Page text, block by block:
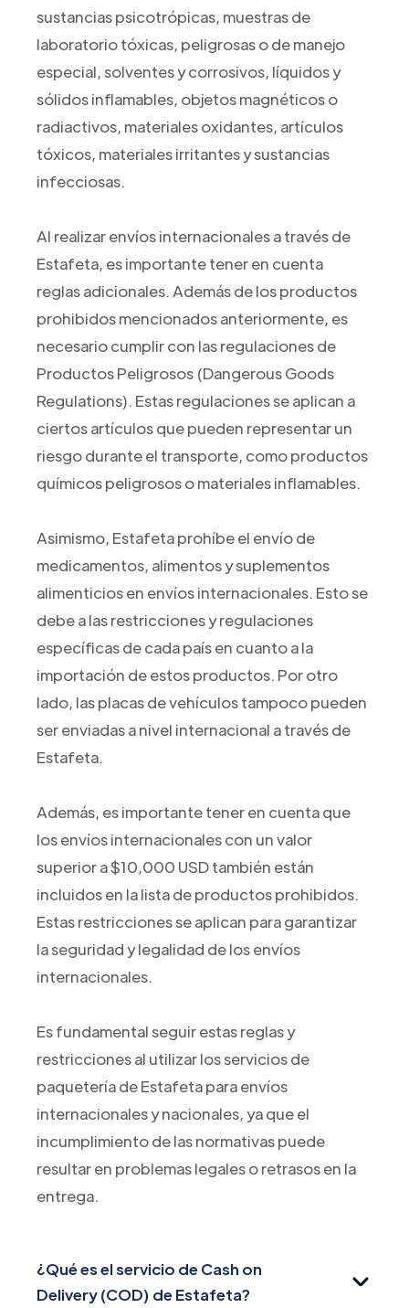
sustancias psicotrópicas, muestras de
laboratorio tóxicas, peligrosas o de manejo
especial, solventes y corrosivos, líquidos y
sólidos inflamables, objetos magnéticos o
radiactivos, materiales oxidantes, artículos
tóxicos, materiales irritantes y sustancias
infecciosas.
Al realizar envíos internacionales a través de
Estafeta, es importante tener en cuenta
reglas adicionales. Además de los productos
prohibidos mencionados anteriormente, es
necesario cumplir con las regulaciones de
Productos Peligrosos (Dangerous Goods
Regulations). Estas regulaciones se aplican a
ciertos artículos que pueden representar un
riesgo durante el transporte, como productos
químicos peligrosos o materiales inflamables.
Asimismo, Estafeta prohíbe el envío de
medicamentos, alimentos y suplementos
alimenticios en envíos internacionales. Esto se
debe a las restricciones y regulaciones
específicas de cada país en cuanto a la
importación de estos productos. Por otro
lado, las placas de vehículos tampoco pueden
ser enviadas a nivel internacional a través de
Estafeta.
Además, es importante tener en cuenta que
los envíos internacionales con un valor
superior a $10,000 USD también están
incluidos en la lista de productos prohibidos.
Estas restricciones se aplican para garantizar
la seguridad y legalidad de los envíos
internacionales.
Es fundamental seguir estas reglas y
restricciones al utilizar los servicios de
paquetería de Estafeta para envíos
internacionales y nacionales, ya que el
incumplimiento de las normativas puede
resultar en problemas legales o retrasos en la
entrega.
¿Qué es el servicio de Cash on
Delivery (COD) de Estafeta?